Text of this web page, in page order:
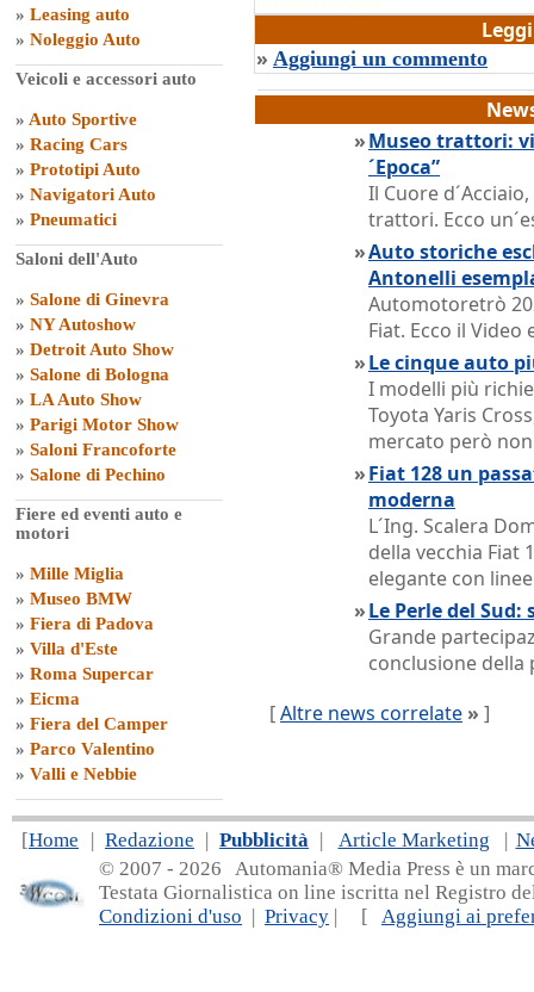
» Leasing auto
» Noleggio Auto
Veicoli e accessori auto
» Auto Sportive
» Racing Cars
» Prototipi Auto
» Navigatori Auto
» Pneumatici
Saloni dell'Auto
» Salone di Ginevra
» NY Autoshow
» Detroit Auto Show
» Salone di Bologna
» LA Auto Show
» Parigi Motor Show
» Saloni Francoforte
» Salone di Pechino
Fiere ed eventi auto e
motori
» Mille Miglia
» Museo BMW
» Fiera di Padova
» Villa d'Este
» Roma Supercar
» Eicma
» Fiera del Camper
» Parco Valentino
» Valli e Nebbie
» Aggiungi un commento
»Museo trattori:
´Epoca”
Il Cuore
trattori. Ecco
»Auto storiche
Antonelli
Automotoretrò
Fiat. Ecco il
»Le cinque auto
I modelli più
Toyota Yaris
mercato però
»Fiat 128 un
moderna
L´Ing. Scalera
della vecchia Fiat
elegante con
»Le Perle del
Grande
conclusione della
[Altre news correlate » ]
[Home | Redazione | Pubblicità | Article Marketing |
© 2007 - 2026 Automania® Media Press è un
Testata Giornalistica on line iscritta nel Registro
Condizioni d'uso | Privacy | [ Aggiungi ai